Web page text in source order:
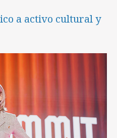
a activo cultural y